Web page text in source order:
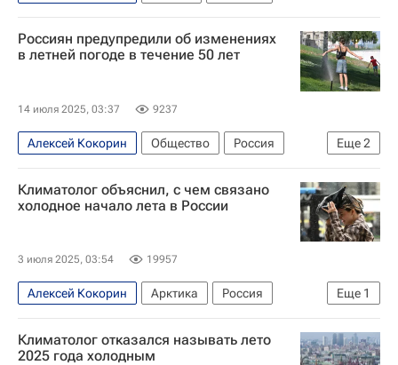
Россиян предупредили об изменениях
в летней погоде в течение 50 лет
14 июля 2025, 03:37 9237
Еще2
Алексей Кокорин Общество
Россия
Роман Вильфанд
Гидрометцентр
Климатолог объяснил, с чем связано
холодное начало лета в России
3 июля 2025, 03:54 19957
Еще 1
Алексей Кокорин Арктика
Россия
Москва
Климатолог отказался называть лето
2025 года холодным